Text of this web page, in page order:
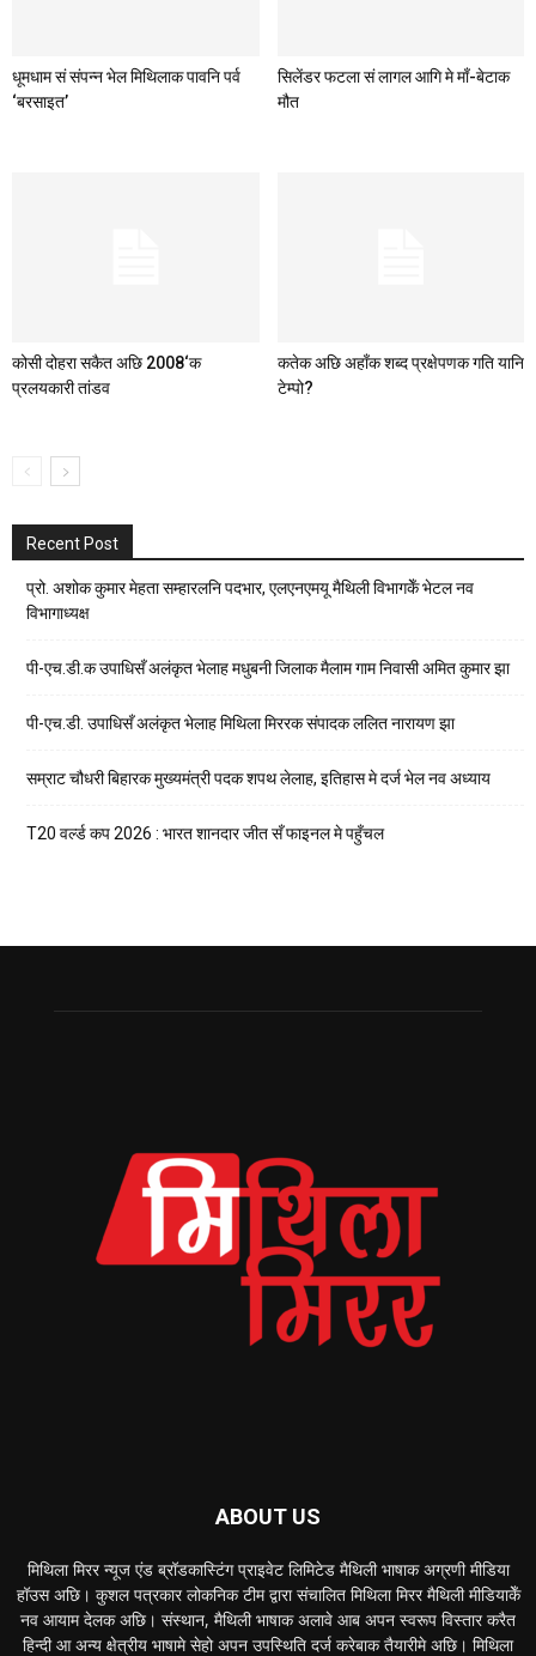
धूमधाम सं संपन्न भेल मिथिलाक पावनि पर्व
‘बरसाइत’
सिलेंडर फटला सं लागल आगि मे माँ-बेटाक
मौत
कोसी दोहरा सकैत अछि 2008‘क
प्रलयकारी तांडव
कतेक अछि अहाँक शब्द प्रक्षेपणक गति यानि
टेम्पो?
Recent Post
प्रो. अशोक कुमार मेहता सम्हारलनि पदभार, एलएनएमयू मैथिली विभागकेँ भेटल नव
विभागाध्यक्ष
पी-एच.डी.क उपाधिसँ अलंकृत भेलाह मधुबनी जिलाक मैलाम गाम निवासी अमित कुमार झा
पी-एच.डी. उपाधिसँ अलंकृत भेलाह मिथिला मिररक संपादक ललित नारायण झा
सम्राट चौधरी बिहारक मुख्यमंत्री पदक शपथ लेलाह, इतिहास मे दर्ज भेल नव अध्याय
T20 वर्ल्ड कप 2026 : भारत शानदार जीत सँ फाइनल मे पहुँचल
ABOUT US
मिथिला मिरर न्यूज एंड ब्रॉडकास्टिंग प्राइवेट लिमिटेड मैथिली भाषाक अग्रणी मीडिया
हॉउस अछि। कुशल पत्रकार लोकनिक टीम द्वारा संचालित मिथिला मिरर मैथिली मीडियाकेँ
नव आयाम देलक अछि। संस्थान, मैथिली भाषाक अलावे आब अपन स्वरूप विस्तार करैत
हिन्दी आ अन्य क्षेत्रीय भाषामे सेहो अपन उपस्थिति दर्ज करेबाक तैयारीमे अछि। मिथिला